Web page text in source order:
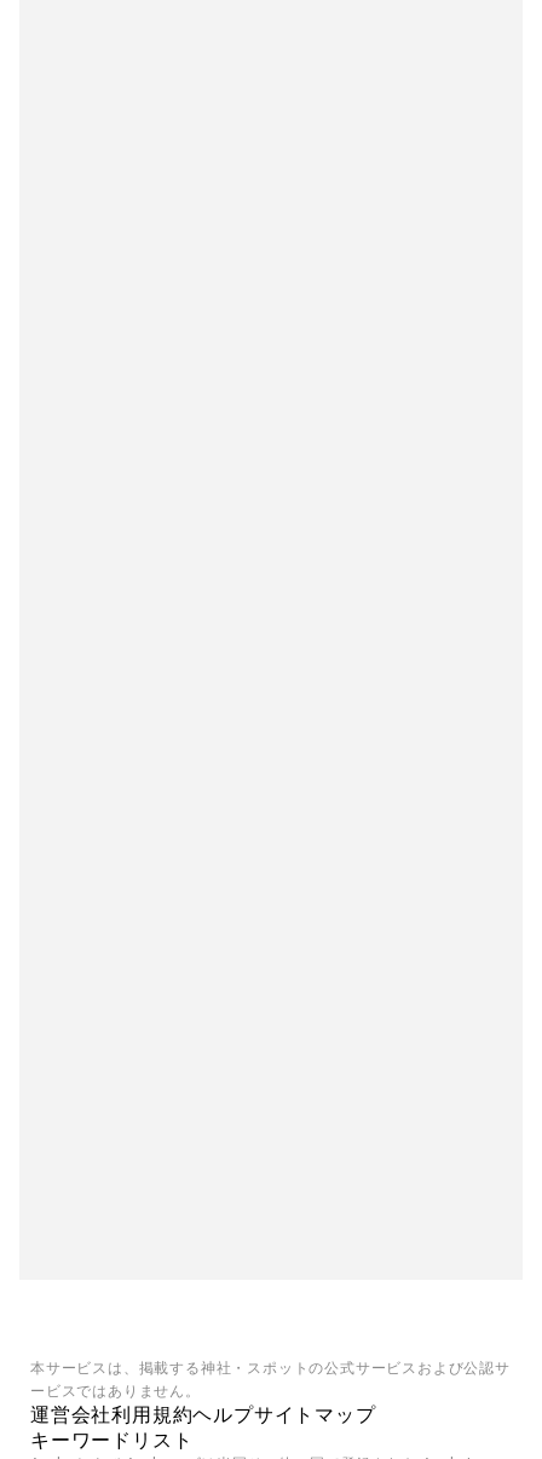
本サービスは、掲載する神社・スポットの公式サービスおよび公認サ
ービスではありません。
運営会社利用規約ヘルプサイトマップ
キーワードリスト